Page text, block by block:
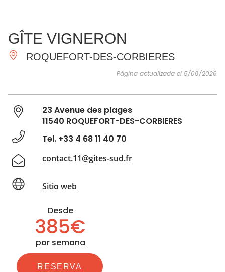
IMPRESCINDIBLES
HACER
GÎTE VIGNERON
ROQUEFORT-DES-CORBIERES
Página actualizada el 5/08/2026
23 Avenue des plages
11540 ROQUEFORT-DES-CORBIERES
Tel. +33 4 68 11 40 70
contact.11@gites-sud.fr
Sitio web
Desde
385€
por semana
RESERVA